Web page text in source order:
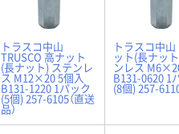
トラスコ中山
TRUSCO 高ナット
(長ナット) ステンレ
ス M12×20 5個入
B131-1220 1パック
(5個) 257-6105（直送
品）
トラスコ中
ット(長ナッ
ンレス
B131-0620 1
(8個) 257-